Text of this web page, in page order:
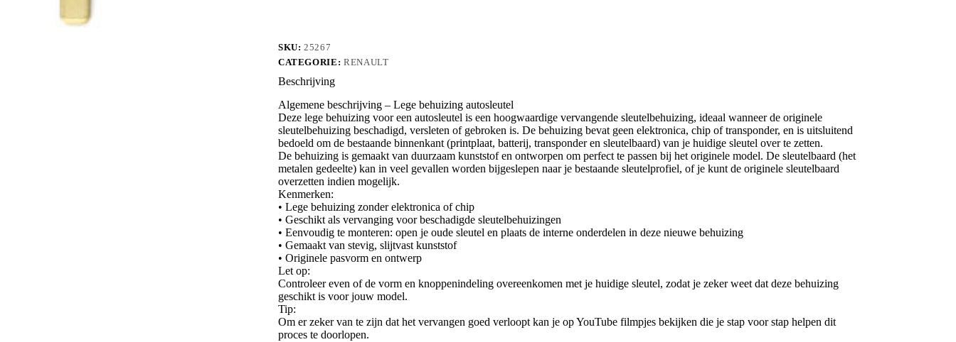
SKU:25267
CATEGORIE:RENAULT
Beschrijving
Algemene beschrijving – Lege behuizing autosleutel
Deze lege behuizing voor een autosleutel is een hoogwaardige vervangende sleutelbehuizing, ideaal wanneer de originele
sleutelbehuizing beschadigd, versleten of gebroken is. De behuizing bevat geen elektronica, chip of transponder, en is uitsluitend
bedoeld om de bestaande binnenkant (printplaat, batterij, transponder en sleutelbaard) van je huidige sleutel over te zetten.
De behuizing is gemaakt van duurzaam kunststof en ontworpen om perfect te passen bij het originele model. De sleutelbaard (het
metalen gedeelte) kan in veel gevallen worden bijgeslepen naar je bestaande sleutelprofiel, of je kunt de originele sleutelbaard
overzetten indien mogelijk.
Kenmerken:
• Lege behuizing zonder elektronica of chip
• Geschikt als vervanging voor beschadigde sleutelbehuizingen
• Eenvoudig te monteren: open je oude sleutel en plaats de interne onderdelen in deze nieuwe behuizing
• Gemaakt van stevig, slijtvast kunststof
• Originele pasvorm en ontwerp
Let op:
Controleer even of de vorm en knoppenindeling overeenkomen met je huidige sleutel, zodat je zeker weet dat deze behuizing
geschikt is voor jouw model.
Tip:
Om er zeker van te zijn dat het vervangen goed verloopt kan je op YouTube filmpjes bekijken die je stap voor stap helpen dit
proces te doorlopen.